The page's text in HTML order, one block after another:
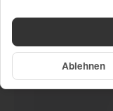
Ablehnen